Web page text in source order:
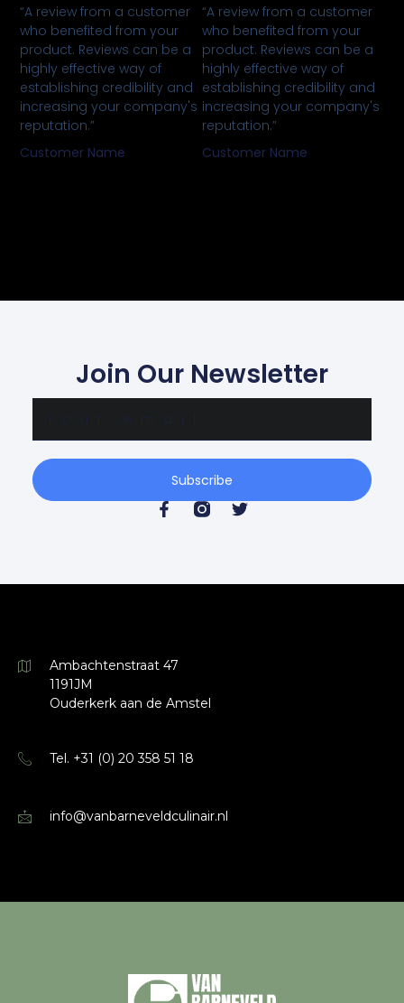
“A review from a customer
who benefited from your
product. Reviews can be a
highly effective way of
establishing credibility and
increasing your company's
reputation.”
Customer Name
“A review from a customer
who benefited from your
product. Reviews can be a
highly effective way of
establishing credibility and
increasing your company's
reputation.”
Customer Name
Join Our Newsletter
Subscribe
Ambachtenstraat 47
1191JM
Ouderkerk aan de Amstel
Tel. +31 (0) 20 358 51 18
info@vanbarneveldculinair.nl